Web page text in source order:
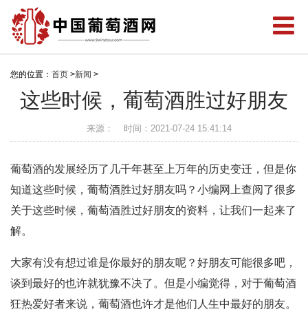
您的位置： 首页 >新闻 >
这些时候，葡萄酒胜过好朋友
来源： 时间：2021-07-24 15:41:14
葡萄酒的发展经历了几千年甚至上万年的历史变迁，但是你
知道这些时候，葡萄酒胜过好朋友吗？小编网上查阅了很多
关于这些时候，葡萄酒胜过好朋友的资料，让我们一起来了
解。
大家有没有想过谁是你最好的朋友呢？好朋友可能很多吧，
谈到最好的也许就犹豫不决了。但是小编觉得，对于葡萄酒
狂热爱好者来说，葡萄酒也许才是他们人生中最好的朋友。